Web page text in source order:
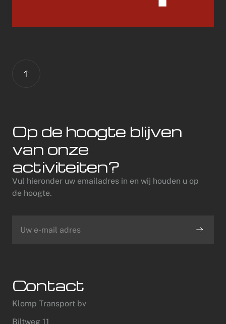
Op de hoogte blijven
van onze
activiteiten?
Vul hieronder uw emailadres in en wij houden u op
de hoogte.
Contact
Klomp Transport bv
Biltweg 11